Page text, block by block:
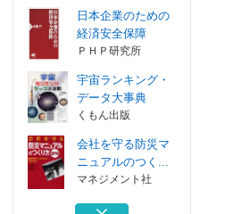
日本企業のための
経済安全保障
ＰＨＰ研究所
宇宙ランキング・
データ大事典
くもん出版
会社を守る防災マ
ニュアルのつく...
マネジメント社
太陽系の果てを探